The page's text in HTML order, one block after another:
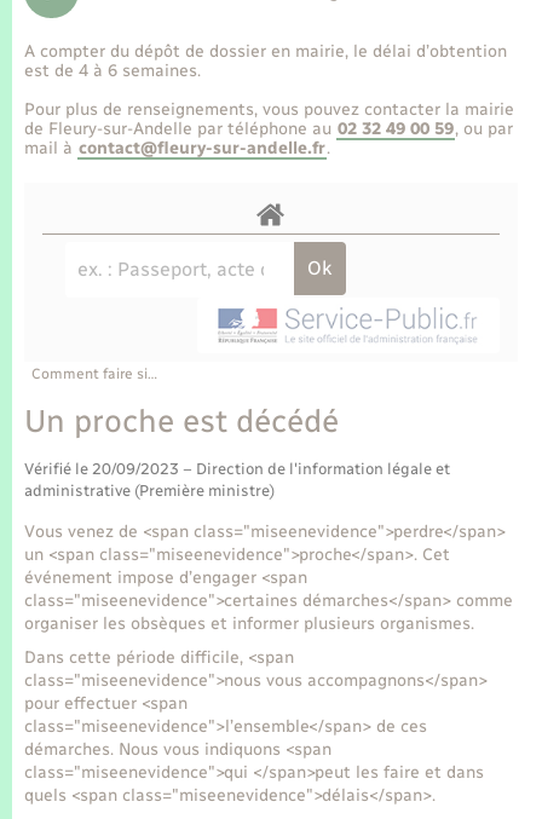
Etat-civil - Papiers - Citoyenneté
Mariage – PACS
Parrainage civil
Logement - Urbanisme
Nouvel habitant
Organisation d’événement
Sécurité - Prévention
Seniors
Transports
Transports scolaires
Voirie et espace public
Travaux - Autorisation d’occupation de l’espace
public
Compétences
Plan interactif
La Communauté de communes
A compter du dépôt de dossier en mairie, le délai d’obtention
est de 4 à 6 semaines.
Pour plus de renseignements, vous pouvez contacter la mairie
de Fleury-sur-Andelle par téléphone au 02 32 49 00 59, ou par
mail à contact@fleury-sur-andelle.fr.
Comment faire si…
Un proche est décédé
Vérifié le 20/09/2023 – Direction de l'information légale et
administrative (Première ministre)
Vous venez de <span class="miseenevidence">perdre</span>
un <span class="miseenevidence">proche</span>. Cet
événement impose d’engager <span
class="miseenevidence">certaines démarches</span> comme
organiser les obsèques et informer plusieurs organismes.
Dans cette période difficile, <span
class="miseenevidence">nous vous accompagnons</span>
pour effectuer <span
class="miseenevidence">l’ensemble</span> de ces
démarches. Nous vous indiquons <span
class="miseenevidence">qui </span>peut les faire et dans
quels <span class="miseenevidence">délais</span>.